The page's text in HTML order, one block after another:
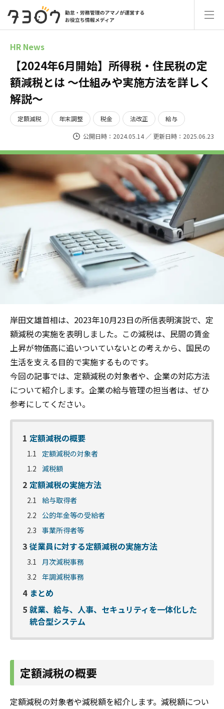
HR News
【2024年6月開始】所得税・住民税の定
額減税とは ～仕組みや実施方法を詳しく
解説～
定額減税 年末調整 税金 法改正 給与
公開日時：2024.05.14 ／ 更新日時：2025.06.23
岸田文雄首相は、2023年10月23日の所信表明演説で、定
額減税の実施を表明しました。この減税は、民間の賃金
上昇が物価高に追いついていないとの考えから、国民の
生活を支える目的で実施するものです。
今回の記事では、定額減税の対象者や、企業の対応方法
について紹介します。企業の給与管理の担当者は、ぜひ
参考にしてください。
1 定額減税の概要
1.1
定額減税の対象者
1.2 減税額
2 定額減税の実施方法
2.1 給与取得者
2.2
公的年金等の受給者
2.3 事業所得者等
3 従業員に対する定額減税の実施方法
3.1
月次減税事務
3.2 年調減税事務
4 まとめ
5 就業、給与、人事、セキュリティを一体化した
統合型システム
定額減税の概要
定額減税の対象者や減税額を紹介します。減税額につい